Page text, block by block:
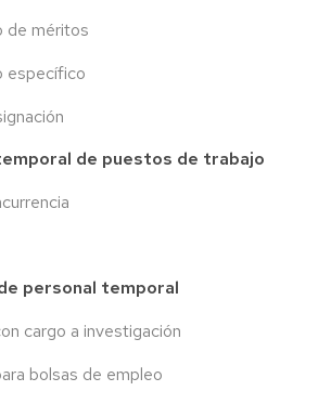
de méritos
específico
de puestos de trabajo
personal temporal
cargo a investigación
bolsas de empleo